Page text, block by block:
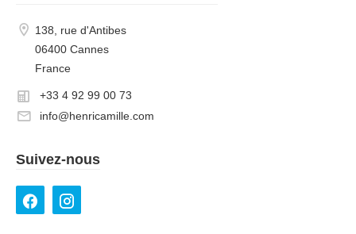
138, rue d'Antibes
06400 Cannes
France
+33 4 92 99 00 73
info@henricamille.com
Suivez-nous